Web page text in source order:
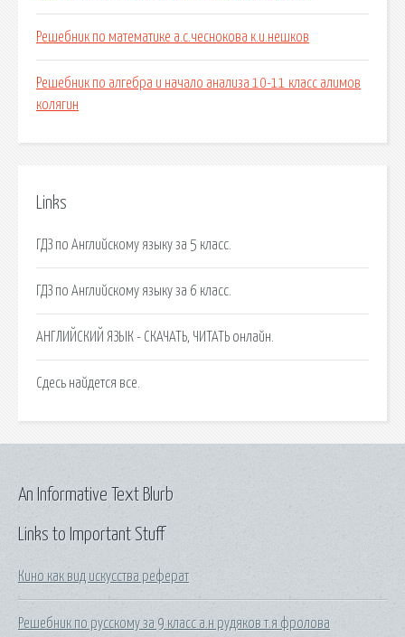
Решебник по математике а.с.чеснокова к.и.нешков
Решебник по алгебра и начало анализа 10-11 класс алимов
колягин
Links
ГДЗ по Английскому языку за 5 класс.
ГДЗ по Английскому языку за 6 класс.
АНГЛИЙСКИЙ ЯЗЫК - СКАЧАТЬ, ЧИТАТЬ онлайн.
Сдесь найдется все.
Links to Important Stuff
Кино как вид искусства реферат
Решебник по русскому за 9 класс а.н рудяков т.я фролова
An Informative Text Blurb